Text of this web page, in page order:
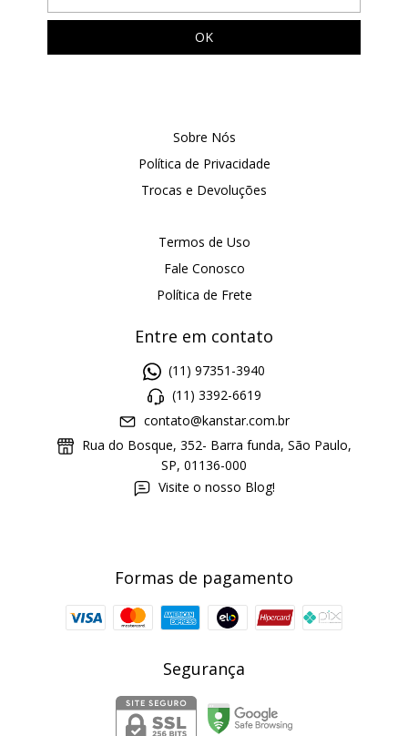
Sobre Nós
Política de Privacidade
Trocas e Devoluções
Termos de Uso
Fale Conosco
Política de Frete
Entre em contato
(11) 97351-3940
(11) 3392-6619
contato@kanstar.com.br
Rua do Bosque, 352- Barra funda, São Paulo,
SP, 01136-000
Visite o nosso Blog!
Formas de pagamento
Segurança